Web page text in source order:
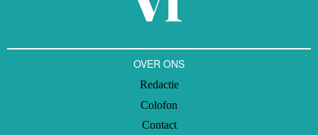
OVER ONS
Redactie
Colofon
Contact